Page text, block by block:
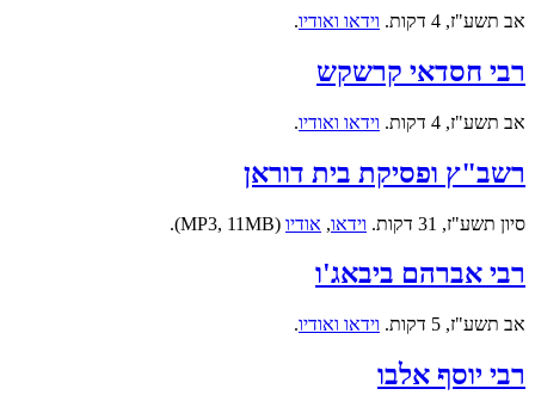
אב תשע"ז, 4 דקות. וידאו ואודיו.
רבי חסדאי קרשקש
אב תשע"ז, 4 דקות. וידאו ואודיו.
רשב"ץ ופסיקת בית דוראן
סיון תשע"ז, 31 דקות. וידאו, אודיו (MP3, 11MB).
רבי אברהם ביבאג'ו
אב תשע"ז, 5 דקות. וידאו ואודיו.
רבי יוסף אלבו